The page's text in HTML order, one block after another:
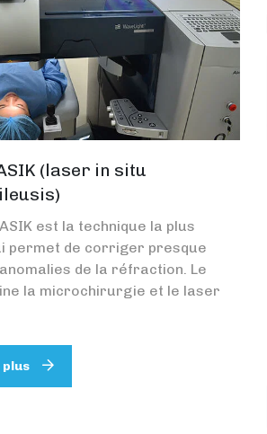
(laser in situ
est la technique la plus
permet de corriger presque
de la réfraction. Le
la microchirurgie et le laser
plus